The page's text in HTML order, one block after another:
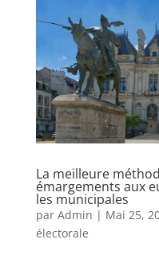
La meilleure
émargements aux
les municipales
par Admin | Mai 25,
électorale